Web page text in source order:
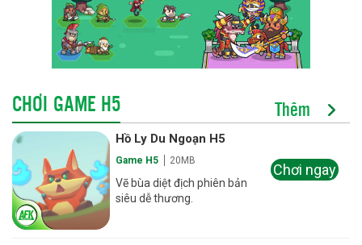
CHƠI GAME H5 Thêm
Hồ Ly Du Ngoạn H5
Game H5 20MB
Vẽ bùa diệt địch phiên bản
siêu dễ thương.
Chơi ngay